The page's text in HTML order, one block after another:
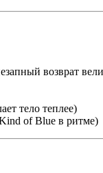
возврат
тело теплее)
of Blue в ритме)